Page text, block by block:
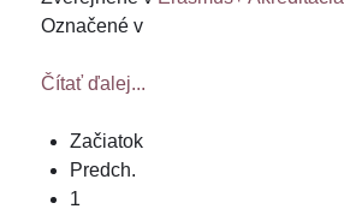
Označené v
Čítať ďalej...
Začiatok
Predch.
1